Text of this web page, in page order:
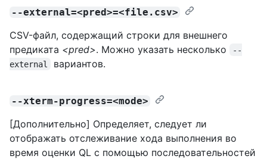
--external=<pred>=<file.csv>
CSV-файл, содержащий строки для внешнего
предиката <pred>. Можно указать несколько
--
external
вариантов.
--xterm-progress=<mode>
[Дополнительно] Определяет, следует ли
отображать отслеживание хода выполнения во
время оценки QL с помощью последовательностей